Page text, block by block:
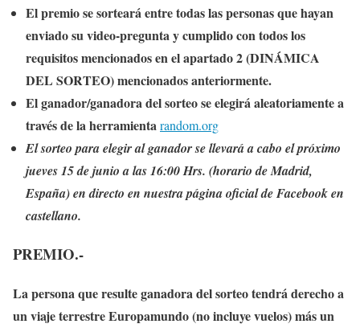
El premio se sorteará entre todas las personas que hayan
enviado su video-pregunta y cumplido con todos los
requisitos mencionados en el apartado 2 (DINÁMICA
DEL SORTEO) mencionados anteriormente.
El ganador/ganadora del sorteo se elegirá aleatoriamentea
través de la herramientarandom.org
El sorteo para elegir al ganador se llevará a cabo el próximo
jueves 15 de junio a las 16:00 Hrs. (horario de Madrid,
España) en directo en nuestra página oficial de Facebook en
castellano.
PREMIO.-
La persona que resulte ganadora del sorteo tendrá derecho a
un viaje terrestre Europamundo (no incluye vuelos) más un